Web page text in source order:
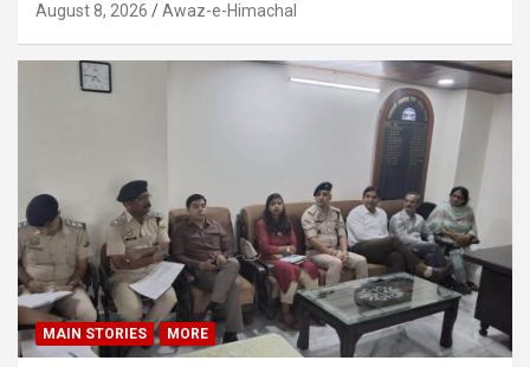
August 8, 2026 Awaz-e-Himachal
MAIN STORIES MORE